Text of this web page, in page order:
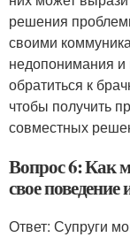
решения
своими
недопонимания и
обратиться к
чтобы получить
совместных
Вопрос 6: Как
свое
Ответ: Супруги